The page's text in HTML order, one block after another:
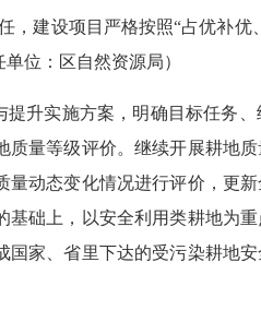
，建设项目严格按照“占优补
位：区自然资源局）
升实施方案，明确目标任务
质量等级评价。继续开展耕地
动态变化情况进行评价，更
础上，以安全利用类耕地为
家、省里下达的受污染耕地